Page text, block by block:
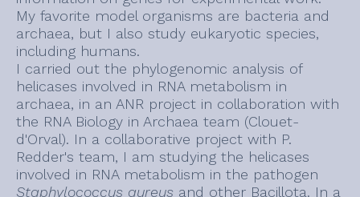
My favorite model organisms are bacteria and
archaea, but I also study eukaryotic species,
including humans.
I carried out the phylogenomic analysis of
helicases involved in RNA metabolism in
archaea, in an ANR project in collaboration with
the RNA Biology in Archaea team (Clouet-
d'Orval). In a collaborative project with P.
Redder's team, I am studying the helicases
involved in RNA metabolism in the pathogen
Staphylococcus aureus and other Bacillota. In a